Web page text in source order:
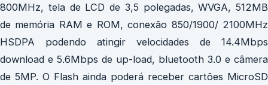
800MHz, tela de LCD de 3,5 polegadas, WVGA, 512MB
de memória RAM e ROM, conexão 850/1900/ 2100MHz
HSDPA podendo atingir velocidades de 14.4Mbps
download e 5.6Mbps de up-load, bluetooth 3.0 e câmera
de 5MP. O Flash ainda poderá receber cartões MicroSD